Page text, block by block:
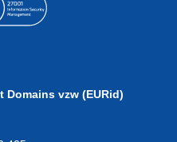
Domains vzw (EURid)